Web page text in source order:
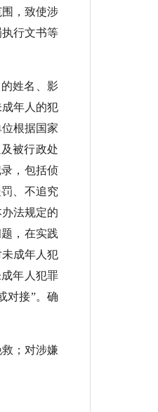
，致使涉
行文书等
姓名、影
年人的犯
根据国家
被行政处
，包括侦
、不追究
法规定的
，在实践
成年人犯
年人犯罪
对接”。确
；对涉嫌